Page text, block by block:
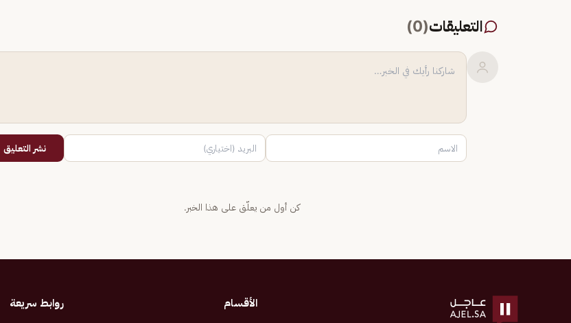
التعليقات(
0
)
نشر التعليق
كن أول من يعلّق على هذا الخبر.
الأقسام روابط سريعة